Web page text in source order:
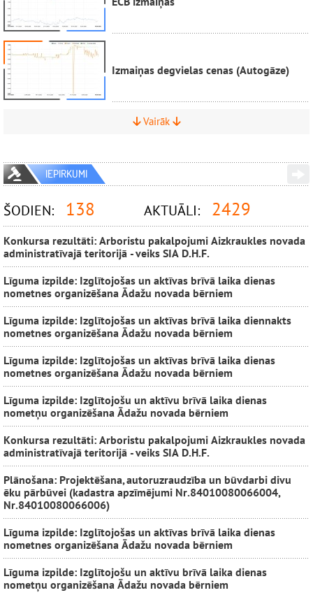
Izmaiņas degvielas cenas (Autogāze)
Vairāk
IEPIRKUMI
ŠODIEN: 138 AKTUĀLI: 2429
Konkursa rezultāti: Arboristu pakalpojumi Aizkraukles novada
administratīvajā teritorijā - veiks SIA D.H.F.
Līguma izpilde: Izglītojošas un aktīvas brīvā laika dienas
nometnes organizēšana Ādažu novada bērniem
Līguma izpilde: Izglītojošas un aktīvas brīvā laika diennakts
nometnes organizēšana Ādažu novada bērniem
Līguma izpilde: Izglītojošas un aktīvas brīvā laika dienas
nometnes organizēšana Ādažu novada bērniem
Līguma izpilde: Izglītojošu un aktīvu brīvā laika dienas
nometņu organizēšana Ādažu novada bērniem
Konkursa rezultāti: Arboristu pakalpojumi Aizkraukles novada
administratīvajā teritorijā - veiks SIA D.H.F.
Plānošana: Projektēšana, autoruzraudzība un būvdarbi divu
ēku pārbūvei (kadastra apzīmējumi Nr.84010080066004,
Nr.84010080066006)
Līguma izpilde: Izglītojošas un aktīvas brīvā laika dienas
nometnes organizēšana Ādažu novada bērniem
Līguma izpilde: Izglītojošu un aktīvu brīvā laika dienas
nometņu organizēšana Ādažu novada bērniem